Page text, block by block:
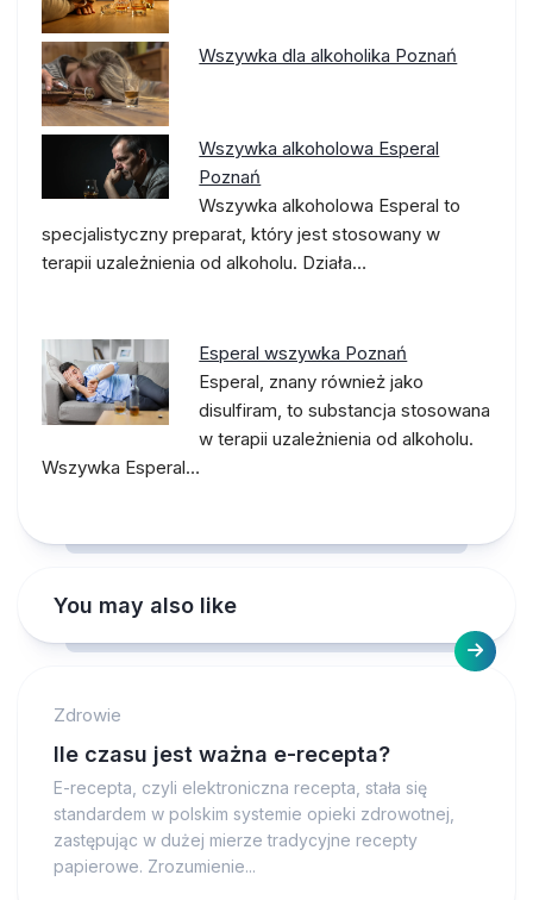
Wszywka dla alkoholika Poznań
Wszywka alkoholowa Esperal
Poznań
Wszywka alkoholowa Esperal to
specjalistyczny preparat, który jest stosowany w
terapii uzależnienia od alkoholu. Działa…
Esperal wszywka Poznań
Esperal, znany również jako
disulfiram, to substancja stosowana
w terapii uzależnienia od alkoholu.
Wszywka Esperal…
You may also like
Zdrowie
Ile czasu jest ważna e-recepta?
E-recepta, czyli elektroniczna recepta, stała się
standardem w polskim systemie opieki zdrowotnej,
zastępując w dużej mierze tradycyjne recepty
papierowe. Zrozumienie...